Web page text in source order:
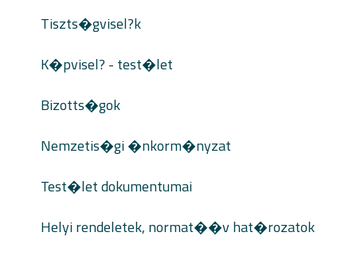
Tiszts�gvisel?k
K�pvisel? - test�let
Bizotts�gok
Nemzetis�gi �nkorm�nyzat
Test�let dokumentumai
Helyi rendeletek, normat��v hat�rozatok